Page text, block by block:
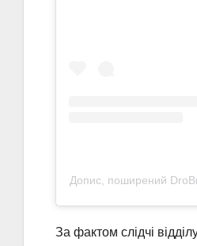
Допис, поширений
За фактом слідчі